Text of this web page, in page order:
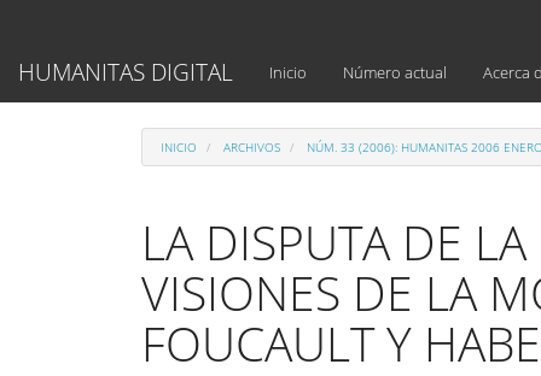
Contenido
principal
HUMANITAS DIGITAL Inicio Número actual Acerca
INICIO ARCHIVOS NÚM. 33 (2006): HUMANITAS 2006
LA DISPUTA DE
VISIONES DE LA
FOUCAULT Y